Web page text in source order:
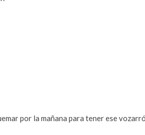
por la mañana para tener ese